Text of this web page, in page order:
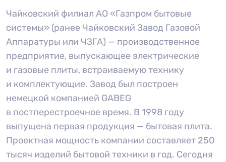
Чайковский филиал АО «Газпром бытовые
системы» (ранее Чайковский Завод Газовой
Аппаратуры или ЧЗГА) — производственное
предприятие, выпускающее электрические
и газовые плиты, встраиваемую технику
и комплектующие. Завод был построен
немецкой компанией GABEG
в постперестроечное время. В 1998 году
выпущена первая продукция — бытовая плита.
Проектная мощность компании составляет 250
тысяч изделий бытовой техники в год. Сегодня